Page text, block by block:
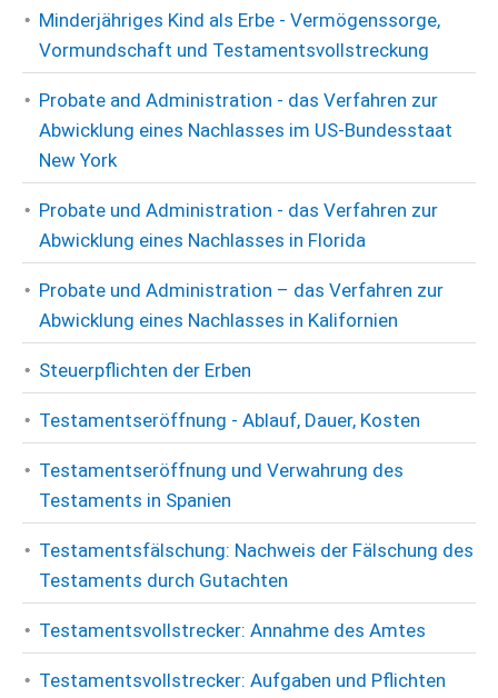
Minderjähriges Kind als Erbe - Vermögenssorge,
Vormundschaft und Testamentsvollstreckung
Probate and Administration - das Verfahren zur
Abwicklung eines Nachlasses im US-Bundesstaat
New York
Probate und Administration - das Verfahren zur
Abwicklung eines Nachlasses in Florida
Probate und Administration – das Verfahren zur
Abwicklung eines Nachlasses in Kalifornien
Steuerpflichten der Erben
Testamentseröffnung - Ablauf, Dauer, Kosten
Testamentseröffnung und Verwahrung des
Testaments in Spanien
Testamentsfälschung: Nachweis der Fälschung des
Testaments durch Gutachten
Testamentsvollstrecker: Annahme des Amtes
Testamentsvollstrecker: Aufgaben und Pflichten